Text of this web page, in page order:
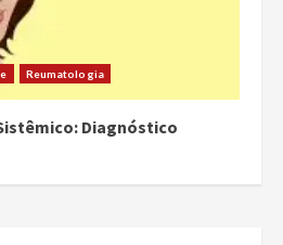
Reumatologia
Diagnóstico